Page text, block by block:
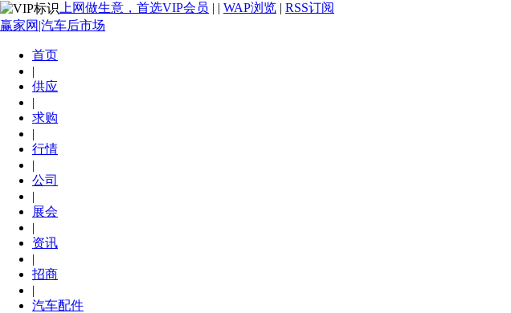
上网做生意，首选VIP会员 | | WAP浏览 | RSS订阅
赢家网|汽车后市场
首页
|
供应
|
求购
|
行情
|
公司
|
展会
|
资讯
|
招商
|
汽车配件